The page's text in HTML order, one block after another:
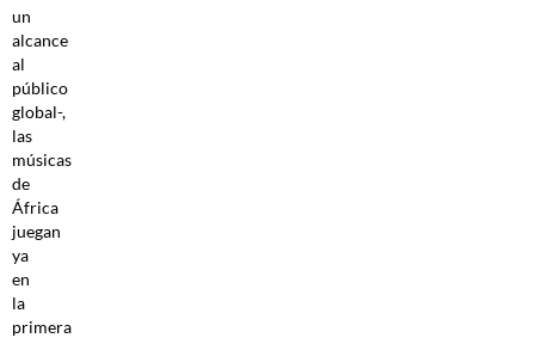
un
alcance
al
público
global-,
las
músicas
de
África
juegan
ya
en
la
primera